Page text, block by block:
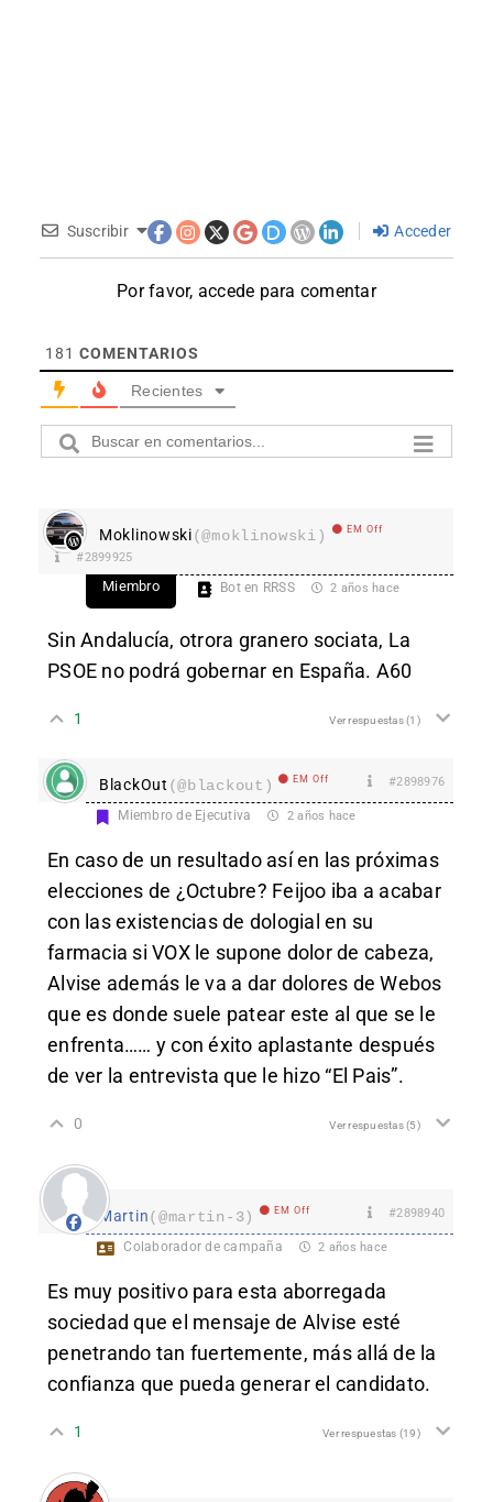
Suscribir Acceder
Por favor, accede para comentar
181 COMENTARIOS
Recientes
Moklinowski(@moklinowski) EM Off
#2899925
Miembro Bot en RRSS 2 años hace
Sin Andalucía, otrora granero sociata, La
PSOE no podrá gobernar en España. A60
1 Ver respuestas(1)
BlackOut (@blackout) EM Off #2898976
Miembro de Ejecutiva 2 años hace
En caso de un resultado así en las próximas
elecciones de ¿Octubre? Feijoo iba a acabar
con las existencias de dologial en su
farmacia si VOX le supone dolor de cabeza,
Alvise además le va a dar dolores de Webos
que es donde suele patear este al que se le
enfrenta…… y con éxito aplastante después
de ver la entrevista que le hizo “El Pais”.
0 Ver respuestas(5)
Martin(@martin-3) EM Off #2898940
Colaborador de campaña 2 años hace
Es muy positivo para esta aborregada
sociedad que el mensaje de Alvise esté
penetrando tan fuertemente, más allá de la
confianza que pueda generar el candidato.
1 Ver respuestas (19)